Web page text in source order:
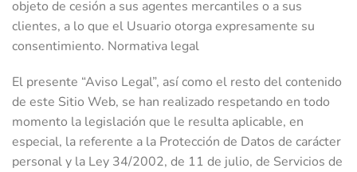
objeto de cesión a sus agentes mercantiles o a sus
clientes, a lo que el Usuario otorga expresamente su
consentimiento. Normativa legal
El presente “Aviso Legal”, así como el resto del contenido
de este Sitio Web, se han realizado respetando en todo
momento la legislación que le resulta aplicable, en
especial, la referente a la Protección de Datos de carácter
personal y la Ley 34/2002, de 11 de julio, de Servicios de